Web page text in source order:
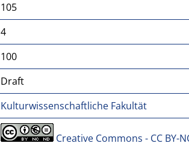
105
4
100
Draft
Kulturwissenschaftliche Fakultät
Creative Commons - CC BY-